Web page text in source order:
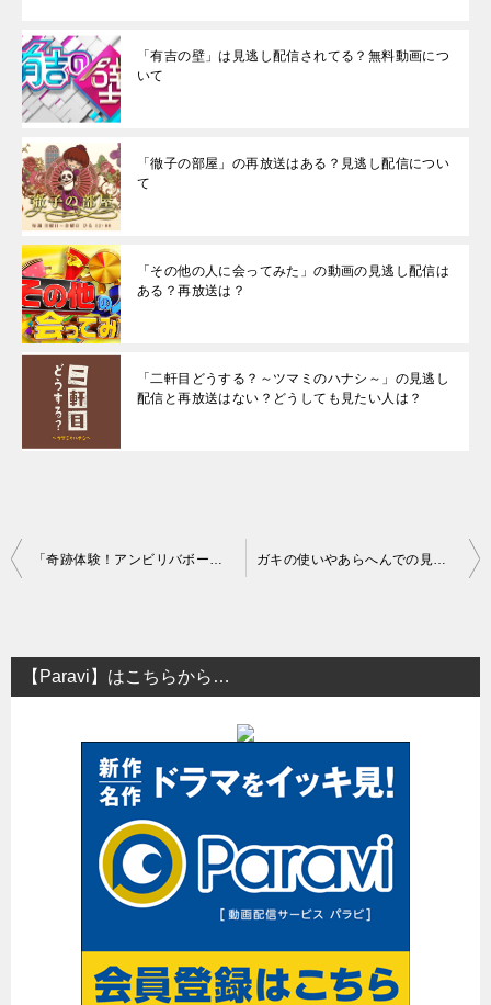
「有吉の壁」は見逃し配信されてる？無料動画につ
いて
「徹子の部屋」の再放送はある？見逃し配信につい
て
「その他の人に会ってみた」の動画の見逃し配信は
ある？再放送は？
「二軒目どうする？～ツマミのハナシ～」の見逃し
配信と再放送はない？どうしても見たい人は？
投
ビ
ゲ
「奇跡体験！アンビリバボー」の見逃し配信はある？再放送について ガキの使いやあらへんでの見逃し配信はある？再放送は？
【Paravi】はこちらから…